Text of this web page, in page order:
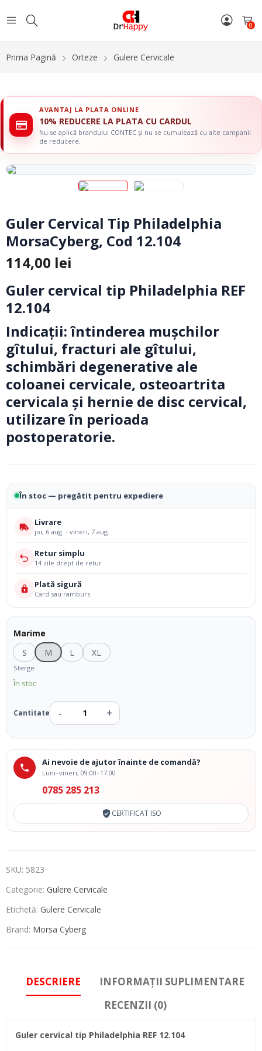
0
Prima Pagină Orteze Gulere Cervicale
AVANTAJ LA PLATA ONLINE
10% REDUCERE LA PLATA CU CARDUL
Nu se aplică brandului CONTEC și nu se cumulează cu alte campanii
de reducere.
Guler Cervical Tip Philadelphia
MorsaCyberg, Cod 12.104
114,00 lei
Guler cervical tip Philadelphia REF
12.104
Indicaţii: întinderea muşchilor
gîtului, fracturi ale gîtului,
schimbări degenerative ale
coloanei cervicale, osteoartrita
cervicala și hernie de disc cervical,
utilizare în perioada
postoperatorie.
În stoc — pregătit pentru expediere
Livrare
joi, 6 aug. - vineri, 7 aug.
Retur simplu
14 zile drept de retur
Plată sigură
Card sau ramburs
Marime
S
M L XL
Sterge
În stoc
Ai nevoie de ajutor înainte de comandă?
Luni–vineri, 09:00–17:00
0785 285 213
CERTIFICAT ISO
SKU: 5823
Categorie: Gulere Cervicale
Etichetă: Gulere Cervicale
Brand: Morsa Cyberg
DESCRIERE
INFORMAȚII SUPLIMENTARE
RECENZII (0)
Guler cervical tip Philadelphia REF 12.104